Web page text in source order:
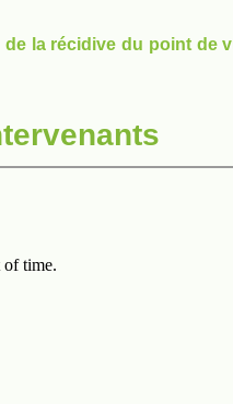
la récidive du point de